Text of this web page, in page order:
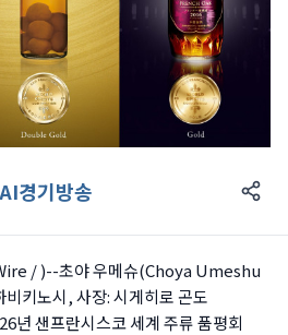
AI경기방송
/ )--초야 우메슈(Choya Umeshu
키노시, 사장: 시게히로 곤도
샌프란시스코 세계 주류 품평회